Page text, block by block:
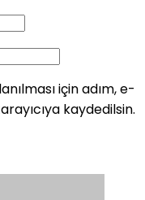
için adım, e-
kaydedilsin.